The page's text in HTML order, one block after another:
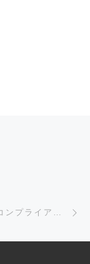
2020年11月13日14:00-15:30開催！コンプライアンスセミナーのご案内